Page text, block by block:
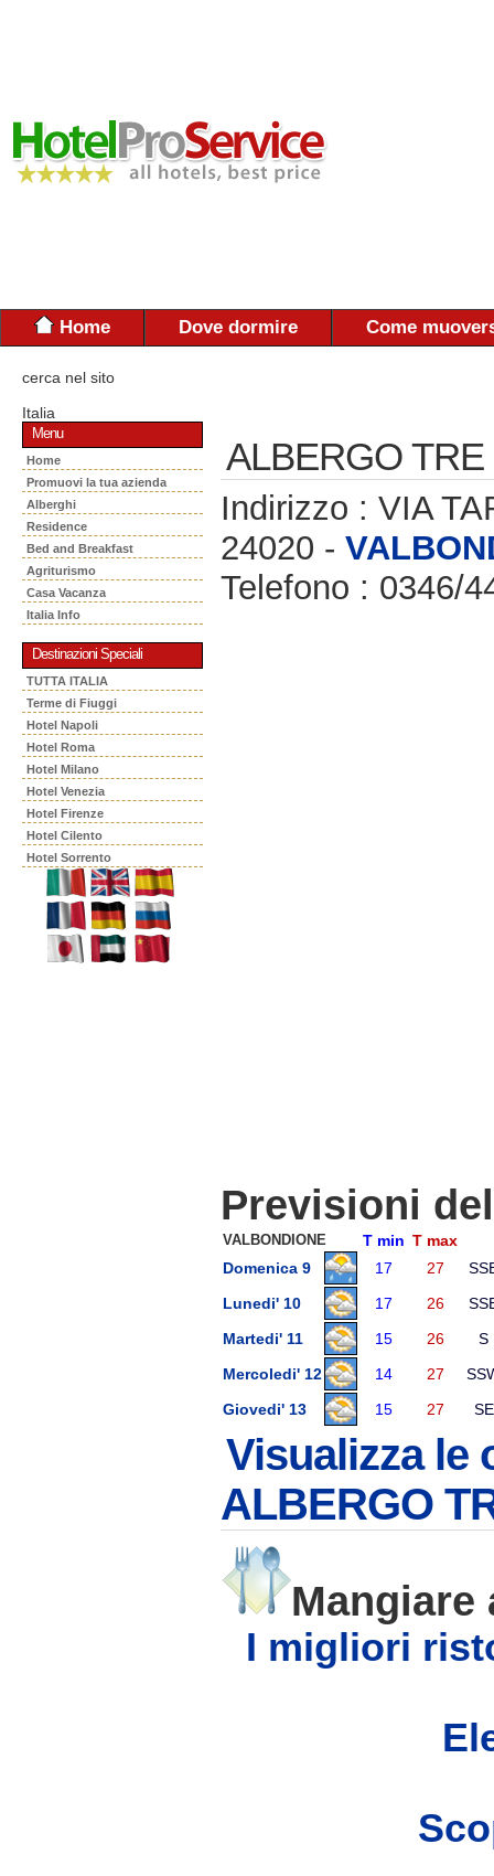
Home Dove dormire Come
cerca nel sito
Italia
Menu
Home
Promuovi la tua azienda
Alberghi
Residence
Bed and Breakfast
Agriturismo
Casa Vacanza
Italia Info
Destinazioni Speciali
TUTTA ITALIA
Terme di Fiuggi
Hotel Napoli
Hotel Roma
Hotel Milano
Hotel Venezia
Hotel Firenze
Hotel Cilento
Hotel Sorrento
ALBERGO
Indirizzo : VIA
24020 -
Telefono : 0346/
Previsioni
VALBONDIONE T min T max
Domenica 9
17 27
Lunedi' 10
17 26
Martedi' 11
15 26
S
Mercoledi' 12
14 27
Giovedi' 13
15 27 SE
Visualizza le
ALBERGO
Mangiare
I migliori